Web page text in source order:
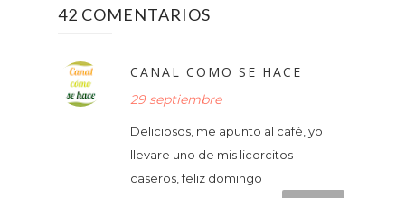
42 COMENTARIOS
CANAL COMO SE HACE
29 septiembre
Deliciosos, me apunto al café, yo
llevare uno de mis licorcitos
caseros, feliz domingo